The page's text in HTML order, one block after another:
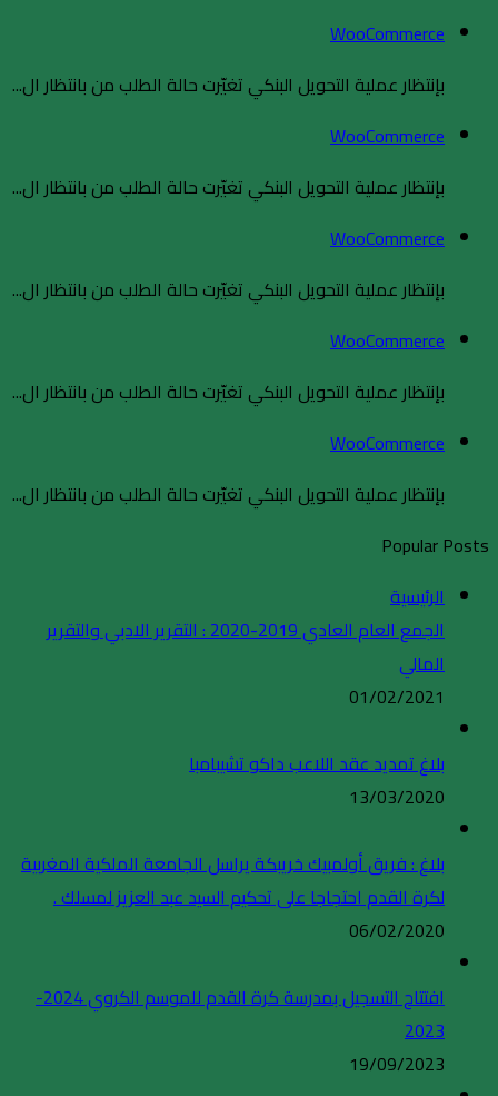
WooCommerce
بإنتظار عملية التحويل البنكي تغيّرت حالة الطلب من بانتظار ال...
WooCommerce
بإنتظار عملية التحويل البنكي تغيّرت حالة الطلب من بانتظار ال...
WooCommerce
بإنتظار عملية التحويل البنكي تغيّرت حالة الطلب من بانتظار ال...
WooCommerce
بإنتظار عملية التحويل البنكي تغيّرت حالة الطلب من بانتظار ال...
WooCommerce
بإنتظار عملية التحويل البنكي تغيّرت حالة الطلب من بانتظار ال...
Popular Posts
الرئيسية
الجمع العام العادي 2019-2020 : التقرير الادبي والتقرير
المالي
01/02/2021
بلاغ تمديد عقد اللاعب داكو تشيبامبا
13/03/2020
بلاغ : فريق أولمبيك خريبكة يراسل الجامعة الملكية المغربية
لكرة القدم احتجاجا على تحكيم السيد عبد العزيز لمسلك .
06/02/2020
افتتاح التسجيل بمدرسة كرة القدم للموسم الكروي 2024-
2023
19/09/2023